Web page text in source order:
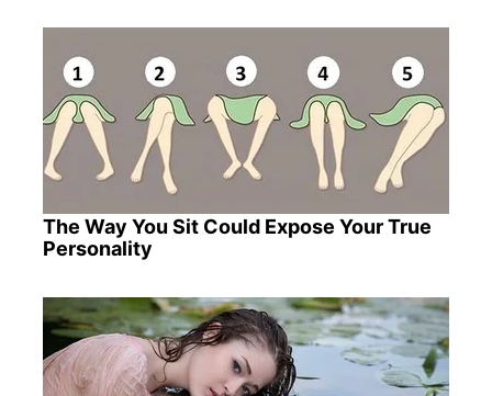
The Way You Sit Could Expose Your True
Personality